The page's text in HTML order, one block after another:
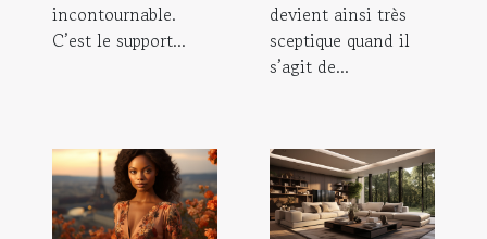
incontournable.
C’est le support...
devient ainsi très
sceptique quand il
s’agit de...